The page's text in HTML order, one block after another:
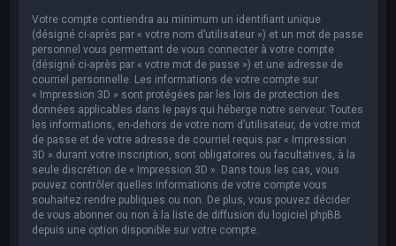
Votre compte contiendra au minimum un identifiant unique
(désigné ci-après par « votre nom d’utilisateur ») et un mot de passe
personnel vous permettant de vous connecter à votre compte
(désigné ci-après par « votre mot de passe ») et une adresse de
courriel personnelle. Les informations de votre compte sur
« Impression 3D » sont protégées par les lois de protection des
données applicables dans le pays qui héberge notre serveur. Toutes
les informations, en-dehors de votre nom d’utilisateur, de votre mot
de passe et de votre adresse de courriel requis par « Impression
3D » durant votre inscription, sont obligatoires ou facultatives, à la
seule discrétion de « Impression 3D ». Dans tous les cas, vous
pouvez contrôler quelles informations de votre compte vous
souhaitez rendre publiques ou non. De plus, vous pouvez décider
de vous abonner ou non à la liste de diffusion du logiciel phpBB
depuis une option disponible sur votre compte.